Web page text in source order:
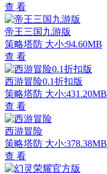
查 看
帝王三国九游版
策略塔防 大小:94.60MB
查 看
西游冒险0.1折扣版
策略塔防 大小:431.20MB
查 看
西游冒险
策略塔防 大小:378.38MB
查 看